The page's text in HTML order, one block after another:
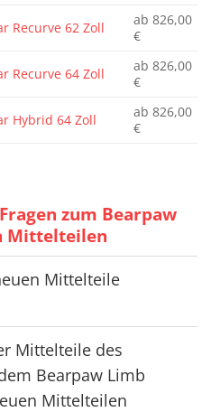
Recurve 62 Zoll
ab 826,00
€
Recurve 64 Zoll
ab 826,00
€
Hybrid 64 Zoll
ab 826,00
€
zum Bearpaw
Mittelteilen
Mittelteile
Mittelteile des
Bearpaw Limb
Mittelteilen